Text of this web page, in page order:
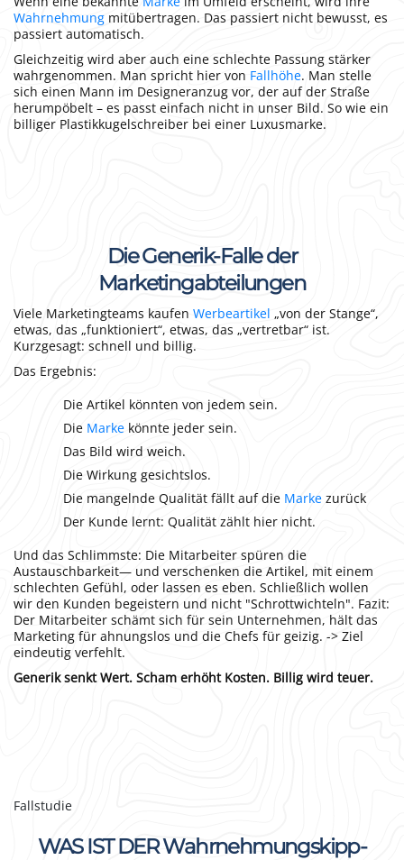
Wahrnehmung mitübertragen. Das passiert nicht bewusst, es
passiert automatisch.
Gleichzeitig wird aber auch eine schlechte Passung stärker
wahrgenommen. Man spricht hier von Fallhöhe. Man stelle
sich einen Mann im Designeranzug vor, der auf der Straße
herumpöbelt – es passt einfach nicht in unser Bild. So wie ein
billiger Plastikkugelschreiber bei einer Luxusmarke.
Die Generik-Falle der
Marketingabteilungen
Viele Marketingteams kaufen Werbeartikel „von der Stange“,
etwas, das „funktioniert“, etwas, das „vertretbar“ ist.
Kurzgesagt: schnell und billig.
Das Ergebnis:
Die Artikel könnten von jedem sein.
Die Marke könnte jeder sein.
Das Bild wird weich.
Die Wirkung gesichtslos.
Die mangelnde Qualität fällt auf die Marke zurück
Der Kunde lernt: Qualität zählt hier nicht.
Und das Schlimmste: Die Mitarbeiter spüren die
Austauschbarkeit— und verschenken die Artikel, mit einem
schlechten Gefühl, oder lassen es eben. Schließlich wollen
wir den Kunden begeistern und nicht "Schrottwichteln". Fazit:
Der Mitarbeiter schämt sich für sein Unternehmen, hält das
Marketing für ahnungslos und die Chefs für geizig. -> Ziel
eindeutig verfehlt.
Generik senkt Wert. Scham erhöht Kosten. Billig wird teuer.
Fallstudie
WAS IST DER Wahrnehmungskipp-